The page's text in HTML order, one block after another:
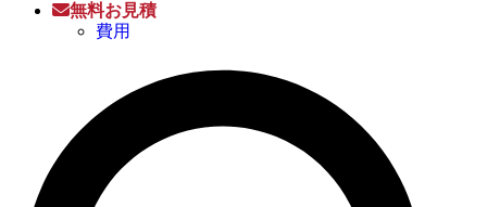
無料お見積
費用